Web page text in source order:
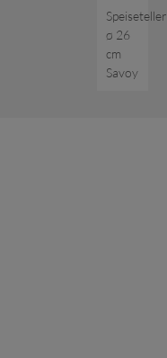
Speiseteller
ø 26
cm
Savoy